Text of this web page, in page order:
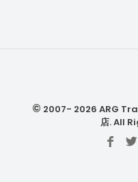
© 2007- 2026 ARG
店. All